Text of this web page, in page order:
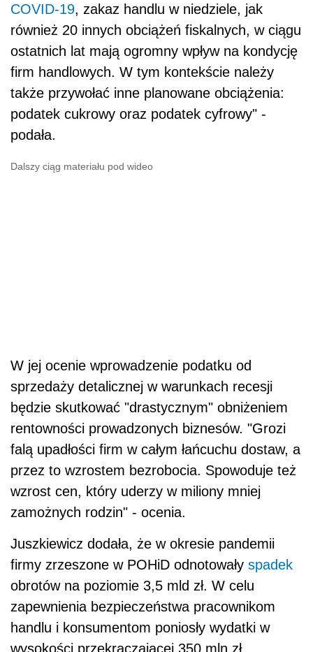
COVID-19, zakaz handlu w niedziele, jak
również 20 innych obciążeń fiskalnych, w ciągu
ostatnich lat mają ogromny wpływ na kondycję
firm handlowych. W tym kontekście należy
także przywołać inne planowane obciążenia:
podatek cukrowy oraz podatek cyfrowy" -
podała.
Dalszy ciąg materiału pod wideo
W jej ocenie wprowadzenie podatku od
sprzedaży detalicznej w warunkach recesji
będzie skutkować "drastycznym" obniżeniem
rentowności prowadzonych biznesów. "Grozi
falą upadłości firm w całym łańcuchu dostaw, a
przez to wzrostem bezrobocia. Spowoduje też
wzrost cen, który uderzy w miliony mniej
zamożnych rodzin" - ocenia.
Juszkiewicz dodała, że w okresie pandemii
firmy zrzeszone w POHiD odnotowały spadek
obrotów na poziomie 3,5 mld zł. W celu
zapewnienia bezpieczeństwa pracownikom
handlu i konsumentom poniosły wydatki w
wysokości przekraczającej 350 mln zł.